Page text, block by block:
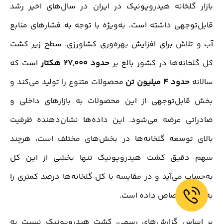
بازار گلخانه هیدروپونیک در ایران در سال‌های اخیر رشد
قابل‌توجهی داشته است، به‌ویژه با توجه به فشارهای منابع
آب و تلاش برای افزایش بهره‌وری کشاورزی. سطح زیر کشت
کل گلخانه‌ها در کشور بالغ بر حدود 27,000 هکتار
است که
سالانه حدود 4 میلیون تن
محصولات متنوع را تولید می‌کند و
بخش قابل‌توجهی از این محصولات به بازارهای داخلی و
صادراتی عرضه می‌شود. این داده‌ها نشان‌دهنده ظرفیت
بالای توسعه گلخانه‌ها در بخش‌های مختلف است، هرچند
سهم دقیق کشت هیدروپونیک تنها بخشی از این کل
به‌حساب می‌آید و در مقایسه با کل گلخانه‌ها درصد کمتری را
به خود اختصاص داده است.